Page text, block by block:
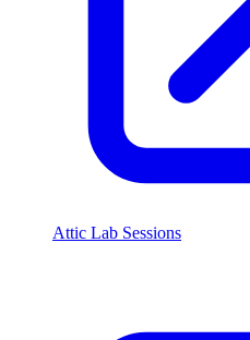
Attic Lab Sessions